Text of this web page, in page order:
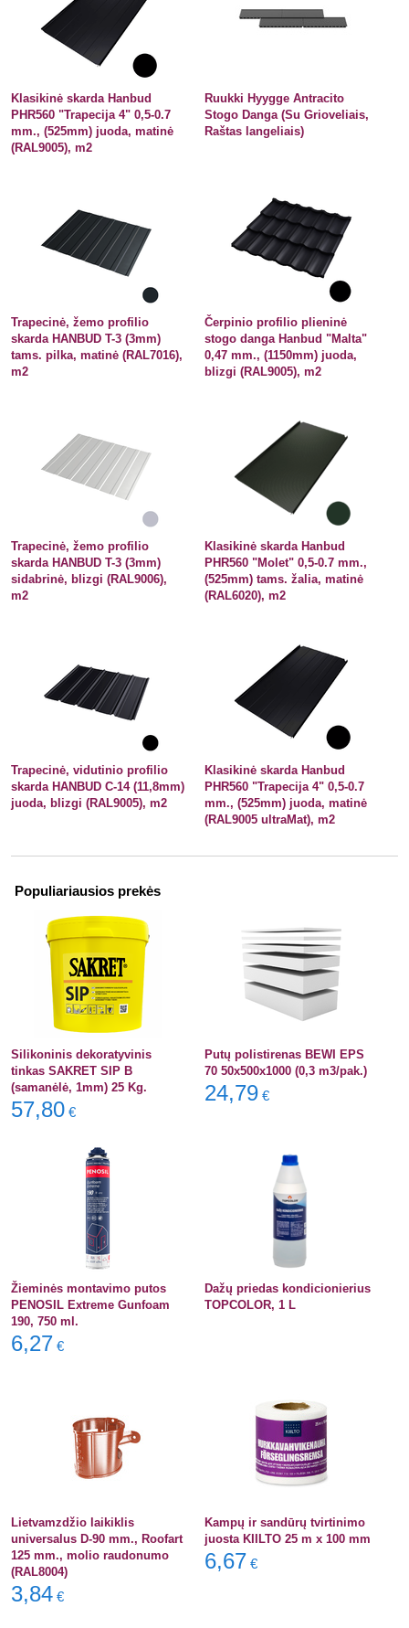
Klasikinė skarda Hanbud
PHR560 "Trapecija 4" 0,5-0.7
mm., (525mm) juoda, matinė
(RAL9005), m2
Ruukki Hyygge Antracito
Stogo Danga (Su Grioveliais,
Raštas langeliais)
Trapecinė, žemo profilio
skarda HANBUD T-3 (3mm)
tams. pilka, matinė (RAL7016),
m2
Čerpinio profilio plieninė
stogo danga Hanbud "Malta"
0,47 mm., (1150mm) juoda,
blizgi (RAL9005), m2
Trapecinė, žemo profilio
skarda HANBUD T-3 (3mm)
sidabrinė, blizgi (RAL9006),
m2
Klasikinė skarda Hanbud
PHR560 "Molet" 0,5-0.7 mm.,
(525mm) tams. žalia, matinė
(RAL6020), m2
Trapecinė, vidutinio profilio
skarda HANBUD C-14 (11,8mm)
juoda, blizgi (RAL9005), m2
Klasikinė skarda Hanbud
PHR560 "Trapecija 4" 0,5-0.7
mm., (525mm) juoda, matinė
(RAL9005 ultraMat), m2
Populiariausios prekės
Silikoninis dekoratyvinis
tinkas SAKRET SIP B
(samanėlė, 1mm) 25 Kg.
57,80 €
Putų polistirenas BEWI EPS
70 50x500x1000 (0,3 m3/pak.)
24,79 €
Žieminės montavimo putos
PENOSIL Extreme Gunfoam
190, 750 ml.
6,27 €
Dažų priedas kondicionierius
TOPCOLOR, 1 L
Lietvamzdžio laikiklis
universalus D-90 mm., Roofart
125 mm., molio raudonumo
(RAL8004)
3,84 €
Kampų ir sandūrų tvirtinimo
juosta KIILTO 25 m x 100 mm
6,67 €